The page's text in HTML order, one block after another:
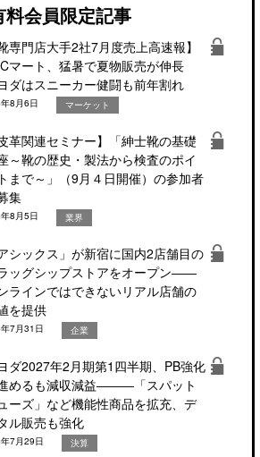
料会員限定記事
専門店大手2社7月度売上高速報】
マート、猛暑で夏物販売が伸長
ダはスニーカー健闘も前年割れ
8月6日 マーケット
皮革関連セミナー】「紳士靴の基礎
～靴の歴史・製法から検査のポイ
まで～」（9月４日開催）の参加者
集
8月5日 業界
アシックス」が新宿に国内2店舗目の
ッグシップストアをオープン――
ラインではできないリアル店舗の
を提供
7月31日 企業
ダ2027年2月期第1四半期、PB強化
めるも減収減益―――「スパット
ーズ」など機能性商品を拡充、デ
ル販売も強化
7月29日 決算